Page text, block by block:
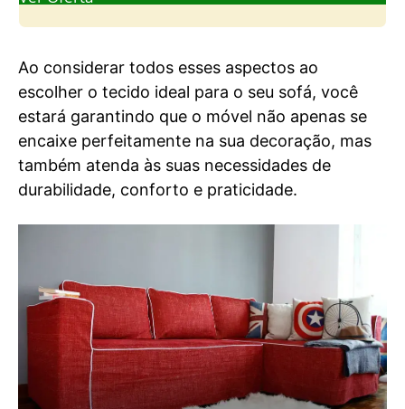
Ao considerar todos esses aspectos ao
escolher o tecido ideal para o seu sofá, você
estará garantindo que o móvel não apenas se
encaixe perfeitamente na sua decoração, mas
também atenda às suas necessidades de
durabilidade, conforto e praticidade.